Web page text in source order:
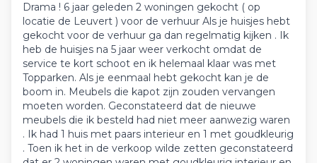
Drama ! 6 jaar geleden 2 woningen gekocht ( op
locatie de Leuvert ) voor de verhuur Als je huisjes hebt
gekocht voor de verhuur ga dan regelmatig kijken . Ik
heb de huisjes na 5 jaar weer verkocht omdat de
service te kort schoot en ik helemaal klaar was met
Topparken. Als je eenmaal hebt gekocht kan je de
boom in. Meubels die kapot zijn zouden vervangen
moeten worden. Geconstateerd dat de nieuwe
meubels die ik besteld had niet meer aanwezig waren
. Ik had 1 huis met paars interieur en 1 met goudkleurig
. Toen ik het in de verkoop wilde zetten geconstateerd